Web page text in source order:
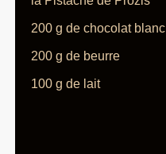
200 g de chocolat blanc
200 g de beurre
100 g de lait